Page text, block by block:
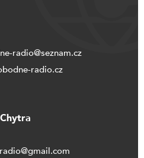
radio@seznam.cz
radio.cz